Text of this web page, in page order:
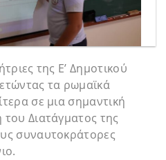
της Ε’ Δημοτικού
τα ρωμαϊκά
σε μια σημαντική
Διατάγματος της
συναυτοκράτορες